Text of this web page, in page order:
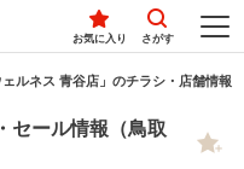
お気に入り さがす
ェルネス 青谷店」のチラシ・店舗情報
セール情報（鳥取